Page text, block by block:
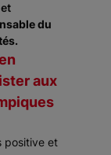
du
aux
positive et